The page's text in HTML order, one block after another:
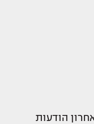
הודעות